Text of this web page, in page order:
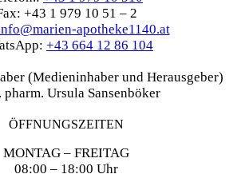
+43 1 979 10 51 – 2
apotheke1140.at
+43 664 12 86 104
(Medieninhaber und Herausgeber)
pharm. Ursula Sansenböker
ÖFFNUNGSZEITEN
MONTAG – FREITAG
08:00 – 18:00 Uhr